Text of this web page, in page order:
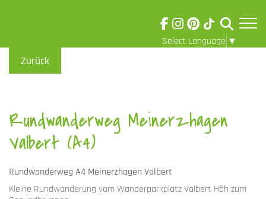
Assistenzsoftware
öffnen.
Select Language ▼
Zurück
Rundwanderweg Meinerzhagen
Valbert (A4)
Rundwanderweg A4 Meinerzhagen Valbert
Kleine Rundwanderung vom Wanderparkplatz Valbert Höh zum